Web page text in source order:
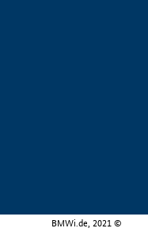
BMWi.de, 2021 ©